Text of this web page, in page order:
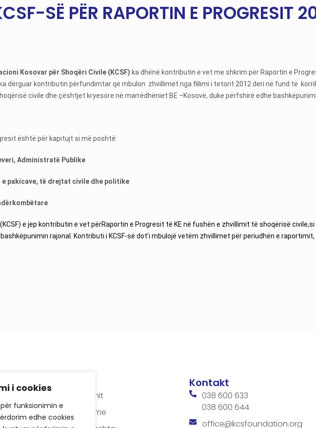
i cookies
funksionimin e
edhe cookies
SË PËR RAPORTIN E PROGRESIT
Kosovar për Shoqëri Civile (KCSF) ka dhënë kontributin e vet me shkrim për Raportin e
dërguar kontributin përfundimtar që mbulon zhvillimet nga fillimi i tetorit 2012 deri në fund të
civile dhe çështjet kryesore në marrëdhëniet BE –Kosovë, duke përfshirë edhe
është për kapitujt si më poshtë:
Administratë Publike
pakicave, të drejtat civile dhe politike
e jep kontributin e vet përRaportin e Progresit të KE në fushën e zhvillimit të shoqërisë
rajonal. Kontributi i KCSF-së dot’i mbulojë vetëm zhvillimet për periudhën e
Menu
Raportet e auditimit
Hapësirat për takime
Kontakt
038 600 633
038 600 644
office@kcsfoundation.org